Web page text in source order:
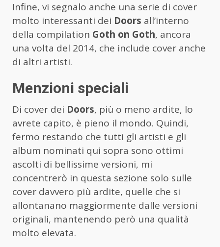
Infine, vi segnalo anche una serie di cover
molto interessanti dei Doors all’interno
della compilation Goth on Goth, ancora
una volta del 2014, che include cover anche
di altri artisti.
Menzioni speciali
Di cover dei Doors, più o meno ardite, lo
avrete capito, è pieno il mondo. Quindi,
fermo restando che tutti gli artisti e gli
album nominati qui sopra sono ottimi
ascolti di bellissime versioni, mi
concentrerò in questa sezione solo sulle
cover davvero più ardite, quelle che si
allontanano maggiormente dalle versioni
originali, mantenendo però una qualità
molto elevata.